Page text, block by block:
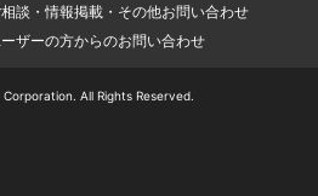
談・情報掲載・その他お問い合わせ
ザーの方からのお問い合わせ
All Rights Reserved.